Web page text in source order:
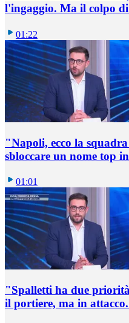
l'ingaggio. Ma il colpo
01:22
"Napoli, ecco la
sbloccare un nome top
01:01
"Spalletti ha due
il portiere, ma in